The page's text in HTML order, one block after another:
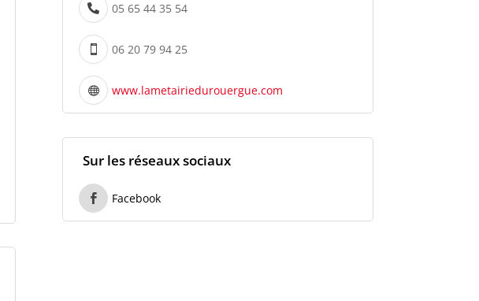
 05 65 44 35 54
 06 20 79 94 25
 www.lametairiedurouergue.com
Sur les réseaux sociaux
 Facebook